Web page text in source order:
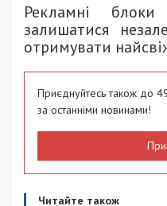
Рекламні
залишатися
отримувати
Приєднуйтесь також до
за останніми новинами!
Читайте також